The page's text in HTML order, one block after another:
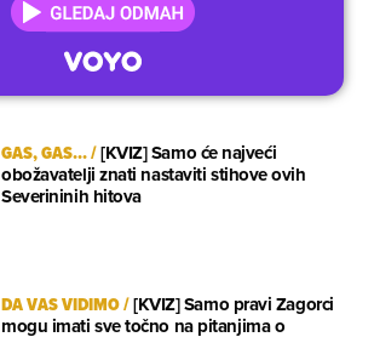
GAS, GAS.../[KVIZ] Samo će najveći
obožavatelji znati nastaviti stihove ovih
Severininih hitova
DA VAS VIDIMO/[KVIZ] Samo pravi Zagorci
mogu imati sve točno na pitanjima o